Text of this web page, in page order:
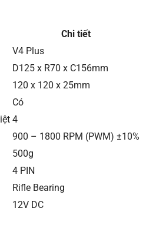
Chi tiết
V4 Plus
D125 x R70 x C156mm
120 x 120 x 25mm
Có
4
900 – 1800 RPM (PWM) ±10%
500g
4 PIN
Rifle Bearing
12V DC